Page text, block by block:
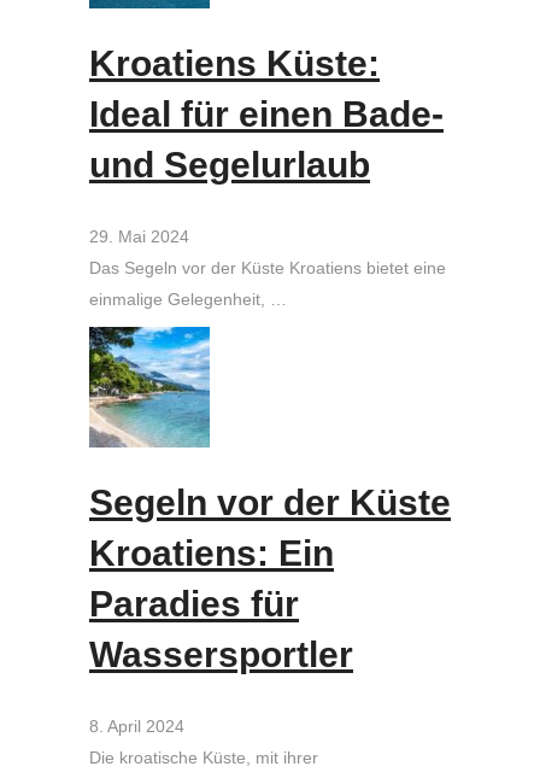
Kroatiens Küste:
Ideal für einen Bade-
und Segelurlaub
29. Mai 2024
Das Segeln vor der Küste Kroatiens bietet eine
einmalige Gelegenheit, …
Segeln vor der Küste
Kroatiens: Ein
Paradies für
Wassersportler
8. April 2024
Die kroatische Küste, mit ihrer